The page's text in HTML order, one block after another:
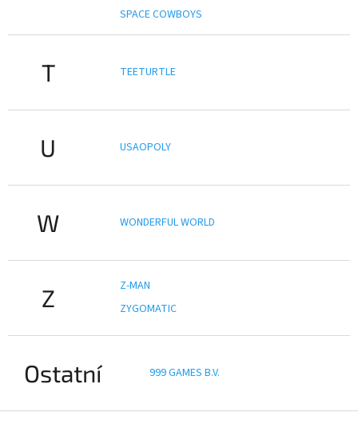
SPACE COWBOYS
T TEETURTLE
U USAOPOLY
W WONDERFUL WORLD
Z
Z-MAN
ZYGOMATIC
Ostatní 999 GAMES B.V.